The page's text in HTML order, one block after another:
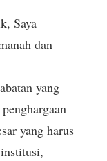
Saya
dan
yang
yang harus